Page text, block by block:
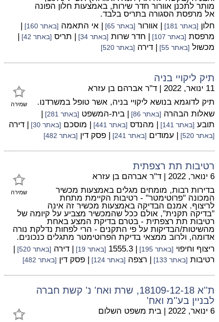
מותר לתכנן אוורור חדר שירות, באמצעות חלון הפונה
אל מרפסת הסגורה בתריס בלבד.
חלון [באתר 181] | אוורור [באתר 65] | אי התאמה [באתר 160]
|
מרפסת [באתר 107] | חדר שרות [באתר 34] | תריס [באתר 42]
|
מכשול [באתר 55] | דירה [באתר 520]
תיק ליקויי בניה
שמירה
11 ינואר, 2022 | ד"ר אברהם בן עזרא
תיק לדוגמא בנושא ליקויי בניה, אשר טופל במשרדנו.
שאלות הבהרה [באתר 86] | בית-המשפט [באתר 281]
|
תובע [באתר 141] | מהנדס [באתר 441] | מוסכם [באתר 30] | דירה
[באתר 520] | עמודים [באתר 241] | פסק דין [באתר 482]
רטיבות תת רצפתית
שמירה
6 ינואר, 2022 | ד"ר אברהם בן עזרא
בדירות רבות, מומחים מגלים באמצעות מכשיר
המכונה "פרוטימטר" - רטיבות הקיימת מתחת
לריצוף. אמנם הבדיקה באמצעות מכשיר זה אינה
"בדיקה תקנית", אולם ככל שהמכשיר מצביע על קיומה של
רטיבות תת רצפתית - בטרם בדיקת המצע באחת
מהשיטות/הבדיקות על פי התקנים - הרי לפחות נדלקת נורה
אדומה, ולרוב ממצאי בדיקת הפרוטימטר מתגלים כנכונים.
ריצוף וחיפוי [באתר 195] | 1555.3 [באתר 19] | דירה [באתר 520]
|
רטיבות [באתר 133] | רצפה [באתר 124] | פסק דין [באתר 482]
ת''א 18109-12-18, שרת ואח' נ' קשת חברה
לבניין בע''מ ואח'
6 ינואר, 2022 | בית משפט השלום